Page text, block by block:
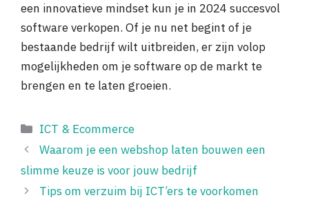
een innovatieve mindset kun je in 2024 succesvol
software verkopen. Of je nu net begint of je
bestaande bedrijf wilt uitbreiden, er zijn volop
mogelijkheden om je software op de markt te
brengen en te laten groeien.
Categorieën
ICT & Ecommerce
Waarom je een webshop laten bouwen een
slimme keuze is voor jouw bedrijf
Tips om verzuim bij ICT’ers te voorkomen